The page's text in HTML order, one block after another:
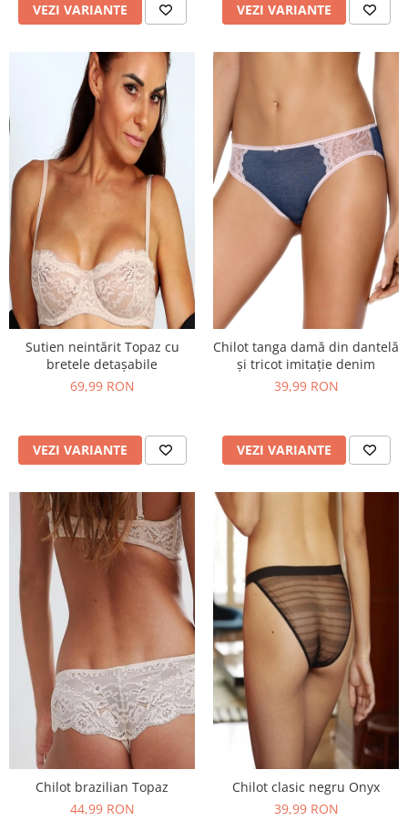
VEZI VARIANTE VEZI VARIANTE
Sutien neintărit Topaz cu
bretele detașabile
69,99 RON
VEZI VARIANTE
Chilot tanga damă din dantelă
și tricot imitație denim
39,99 RON
VEZI VARIANTE
Chilot brazilian Topaz
44,99 RON
Chilot clasic negru Onyx
39,99 RON